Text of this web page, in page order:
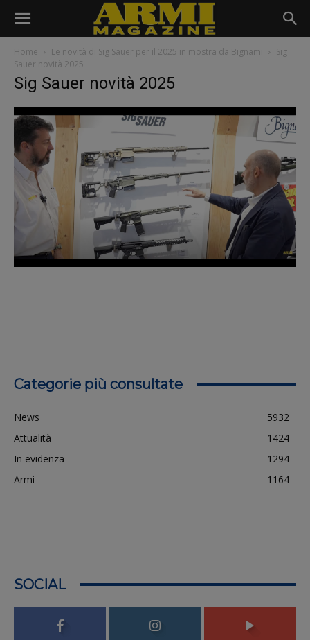
Home Le novità di Sig Sauer per il 2025 in mostra da Bignami
Sig
Sauer novità 2025
Sig Sauer novità 2025
Categorie più consultate
News
5932
Attualità
1424
In evidenza
1294
Armi
1164
SOCIAL